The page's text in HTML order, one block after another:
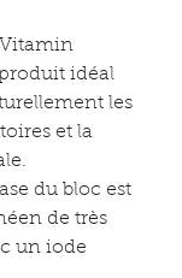
idéal
les
et la
du bloc est
de très
un iode